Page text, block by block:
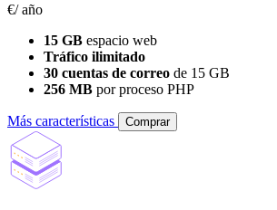
€/ año
15 GB espacio web
Tráfico ilimitado
30 cuentas de correo de 15 GB
256 MB por proceso PHP
Más características Comprar